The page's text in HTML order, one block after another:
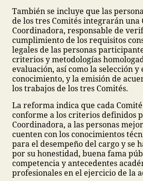
También se incluye que las
de los tres Comités integrarán una
Coordinadora, responsable de
cumplimiento de los requisitos
legales de las personas
criterios y metodologías
evaluación, así como la selección y
conocimiento, y la emisión de
los trabajos de los tres Comités.
La reforma indica que cada
conforme a los criterios definidos
Coordinadora, a las personas
cuenten con los conocimientos
para el desempeño del cargo y se
por su honestidad, buena fama
competencia y antecedentes
profesionales en el ejercicio de la